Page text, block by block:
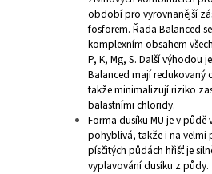
období pro vyrovnanější
fosforem. Řada Balanced
komplexním obsahem
P, K, Mg, S. Další výhodou
Balanced mají redukovaný
takže minimalizují riziko
balastními chloridy.
Forma dusíku MU je v půdě
pohyblivá, takže i na velmi
písčitých půdách hřišť je
vyplavování dusíku z půdy.